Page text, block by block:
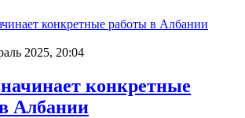
2025, 20:04
конкретные
Албании